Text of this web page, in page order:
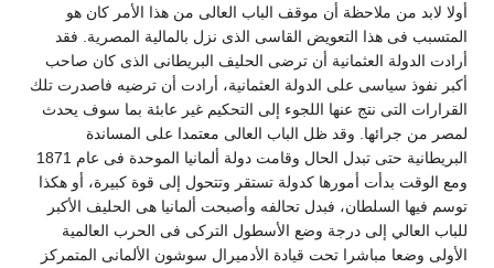
لابد من ملاحظة أن موقف الباب العالى من هذا الأمر كان هو
فى هذا التعويض القاسى الذى نزل بالمالية المصرية. فقد
الدولة العثمانية أن ترضى الحليف البريطانى الذى كان صاحب
نفوذ سياسى على الدولة العثمانية، أرادت أن ترضيه فاصدرت تلك
التى نتج عنها اللجوء إلى التحكيم غير عابئة بما سوف يحدث
من جرائها. وقد ظل الباب العالى معتمدا على المساندة
البريطانية حتى تبدل الحال وقامت دولة ألمانيا الموحدة فى عام 1871
الوقت بدأت أمورها كدولة تستقر وتتحول إلى قوة كبيرة، أو هكذا
فيها السلطان، فبدل تحالفه وأصبحت ألمانيا هى الحليف الأكبر
العالي إلى درجة وضع الأسطول التركى فى الحرب العالمية
وضعا مباشرا تحت قيادة الأدميرال سوشون الألمانى المتمركز